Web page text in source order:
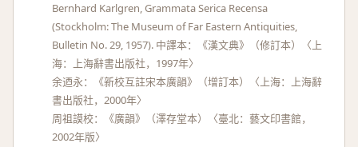
Bernhard Karlgren, Grammata Serica Recensa
(Stockholm: The Museum of Far Eastern Antiquities,
Bulletin No. 29, 1957). 中譯本：《漢文典》（修訂本）〈上
海：上海辭書出版社，1997年〉
余迺永：《新校互註宋本廣韻》（增訂本）〈上海：上海辭
書出版社，2000年〉
周祖謨校：《廣韻》（澤存堂本）〈臺北：藝文印書館，
2002年版〉